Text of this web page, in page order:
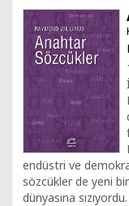
endüstri ve
sözcükler de yeni
dünyasına sızıyordu.